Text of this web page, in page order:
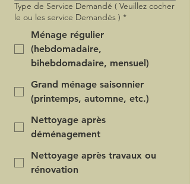
Type de Service Demandé ( Veuillez cocher
le ou les service Demandés ) *
Ménage régulier
(hebdomadaire,
bihebdomadaire, mensuel)
Grand ménage saisonnier
(printemps, automne, etc.)
Nettoyage après
déménagement
Nettoyage après travaux ou
rénovation